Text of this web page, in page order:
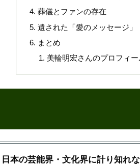
葬儀とファンの存在
遺された「愛のメッセージ」
まとめ
美輪明宏さんのプロフィー
本の芸能界・文化界に計り知れ